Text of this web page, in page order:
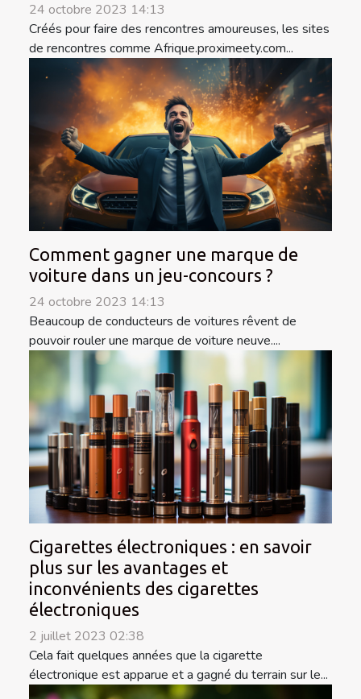
24 octobre 2023 14:13
Créés pour faire des rencontres amoureuses, les sites
de rencontres comme Afrique.proximeety.com...
Comment gagner une marque de
voiture dans un jeu-concours ?
24 octobre 2023 14:13
Beaucoup de conducteurs de voitures rêvent de
pouvoir rouler une marque de voiture neuve....
Cigarettes électroniques : en savoir
plus sur les avantages et
inconvénients des cigarettes
électroniques
2 juillet 2023 02:38
Cela fait quelques années que la cigarette
électronique est apparue et a gagné du terrain sur le...